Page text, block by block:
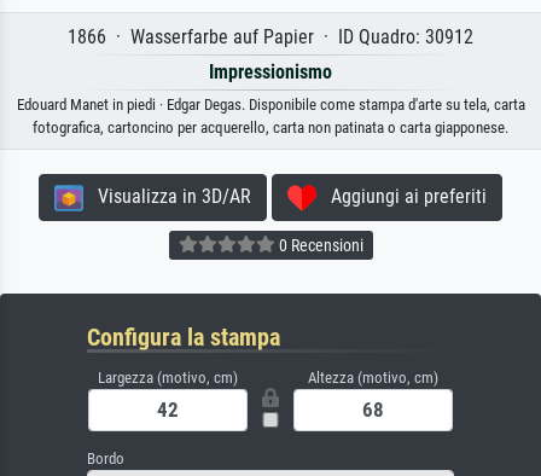
1866 · Wasserfarbe auf Papier · ID Quadro: 30912
Impressionismo
Edouard Manet in piedi · Edgar Degas. Disponibile come stampa d'arte su tela, carta
fotografica, cartoncino per acquerello, carta non patinata o carta giapponese.
Visualizza in 3D/AR Aggiungi ai preferiti
0 Recensioni
Configura la stampa
Largezza (motivo, cm) Altezza (motivo, cm)
Bordo